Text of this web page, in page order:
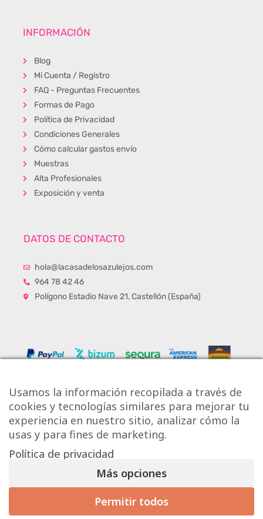
INFORMACIÓN
Blog
Mi Cuenta / Registro
FAQ - Preguntas Frecuentes
Formas de Pago
Política de Privacidad
Condiciones Generales
Cómo calcular gastos envío
Muestras
Alta Profesionales
Exposición y venta
DATOS DE CONTACTO
hola@lacasadelosazulejos.com
964 78 42 46
Polígono Estadio Nave 21, Castellón (España)
Copyright © Onlytiles S.L.
La Casa de los Azulejos ®
Diseño Web
Usamos la información recopilada a través de
cookies y tecnologías similares para mejorar tu
experiencia en nuestro sitio, analizar cómo la
usas y para fines de marketing.
Política de privacidad
Más opciones
Permitir todos